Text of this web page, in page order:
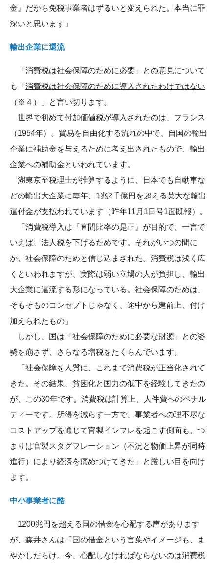
金』だから免税事業者はずるいと変えられた。本当に罪
深いと思います」
輸出企業に還流
「消費税は社会保障のために必要」との意見について
も「 消費税は社会保障のために導入されたわけではない
（※４）」と言い切ります。
世界で初めて付加価値税が導入されたのは、フランス
（1954年）。貿易を自由化する流れの中で、自国の輸出
企業に補助金を与えるために考え出されたもので、輸出
企業への補助金といわれています。
湖東京至税理士が推算するように、日本でも自動車な
どの輸出大企業に毎年、1兆2千億円を超える莫大な輸出
還付金が支払われています（昨年11月1日号1面既報）。
「消費税導入は『直間比率の是正』が目的で、一言で
いえば、法人税を下げるためです。それがいつの間に
か、社会保障のためと信じ込まされた。消費税は浅く広
くといわれますが、実際は弱い立場の人が負担し、輸出
大企業に還流する形になっている。社会保障のためは、
そもそものコンセプトじゃなく、途中から建前上、付け
加えられたもの」
しかし、国は「社会保障のために必要な財源」との姿
勢を崩さず、さらなる増税をたくらんでいます。
「社会保障を人質に、これまで消費税が正当化されて
きた。その結果、貧困化と国力の低下を経験してきたの
が、この30年です。消費税は計算上、人件費へのペナル
ティーです。所得を減らす一方で、事業者への理不尽な
コストアップを通じて官製インフレを起こす側面も。つ
まりは官製スタグフレーション（不況と物価上昇が同時
進行）により経済を痛めつけてきた」と厳しい目を向け
ます。
中小事業者に酷
1200兆円を超える国の借金を心配する声があります
が、森井さんは「国の借金という言葉やイメージも、ま
やかしだらけ。今、心配しなければならないのは消費税